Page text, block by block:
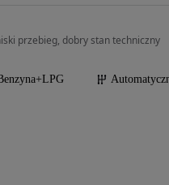
przebieg, dobry stan techniczny